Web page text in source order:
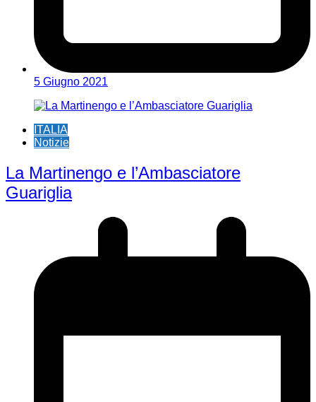
5 Giugno 2021
ITALIA
Notizie
La Martinengo e l’Ambasciatore
Guariglia